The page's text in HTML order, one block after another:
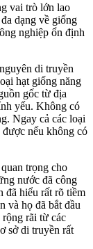
vai trò lớn lao
dạng về giống
nghiệp ổn định
di truyền
hạt giống năng
gốc từ địa
yếu. Không có
Ngay cả các loại
nếu không có
trọng cho
nước đã công
đã hiểu rất rõ tiềm
và họ đã bắt đầu
rãi từ các
sở di truyền rất